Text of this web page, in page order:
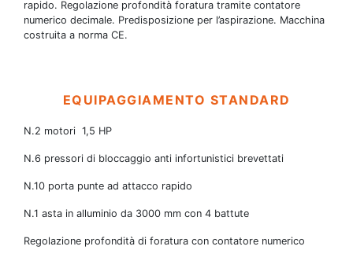
rapido. Regolazione profondità foratura tramite contatore
numerico decimale. Predisposizione per l’aspirazione. Macchina
costruita a norma CE.
EQUIPAGGIAMENTO STANDARD
N.2 motori 1,5 HP
N.6 pressori di bloccaggio anti infortunistici brevettati
N.10 porta punte ad attacco rapido
N.1 asta in alluminio da 3000 mm con 4 battute
Regolazione profondità di foratura con contatore numerico